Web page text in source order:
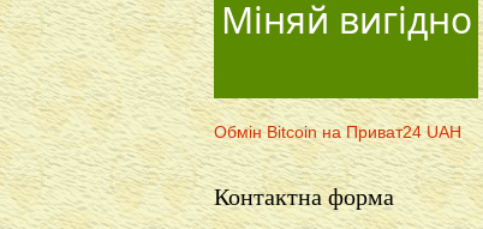
Міняй вигідно
Обмін Bitcoin на Приват24 UAH
Контактна форма